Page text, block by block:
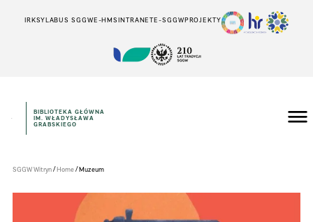
IRKSYLABUS SGGWE-HMSINTRANETE-SGGWPROJEKTY
Główna
w
BIBLIOTEKA GŁÓWNA
IM. WŁADYSŁAWA
GRABSKIEGO
SGGW Witryn/Home/Muzeum